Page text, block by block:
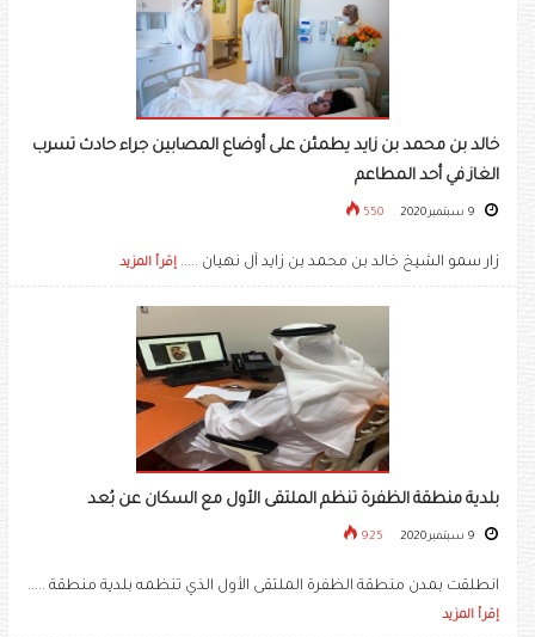
خالد بن محمد بن زايد يطمئن على أوضاع المصابين جراء حادث تسرب
الغاز في أحد المطاعم
550
زار سمو الشيخ خالد بن محمد بن زايد آل نهيان ..... إقرأ المزيد
بلدية منطقة الظفرة تنظم الملتقى الأول مع السكان عن بُعد
925
انطلقت بمدن منطقة الظفرة الملتقى الأول الذي تنظمه بلدية منطقة .....
إقرأ المزيد